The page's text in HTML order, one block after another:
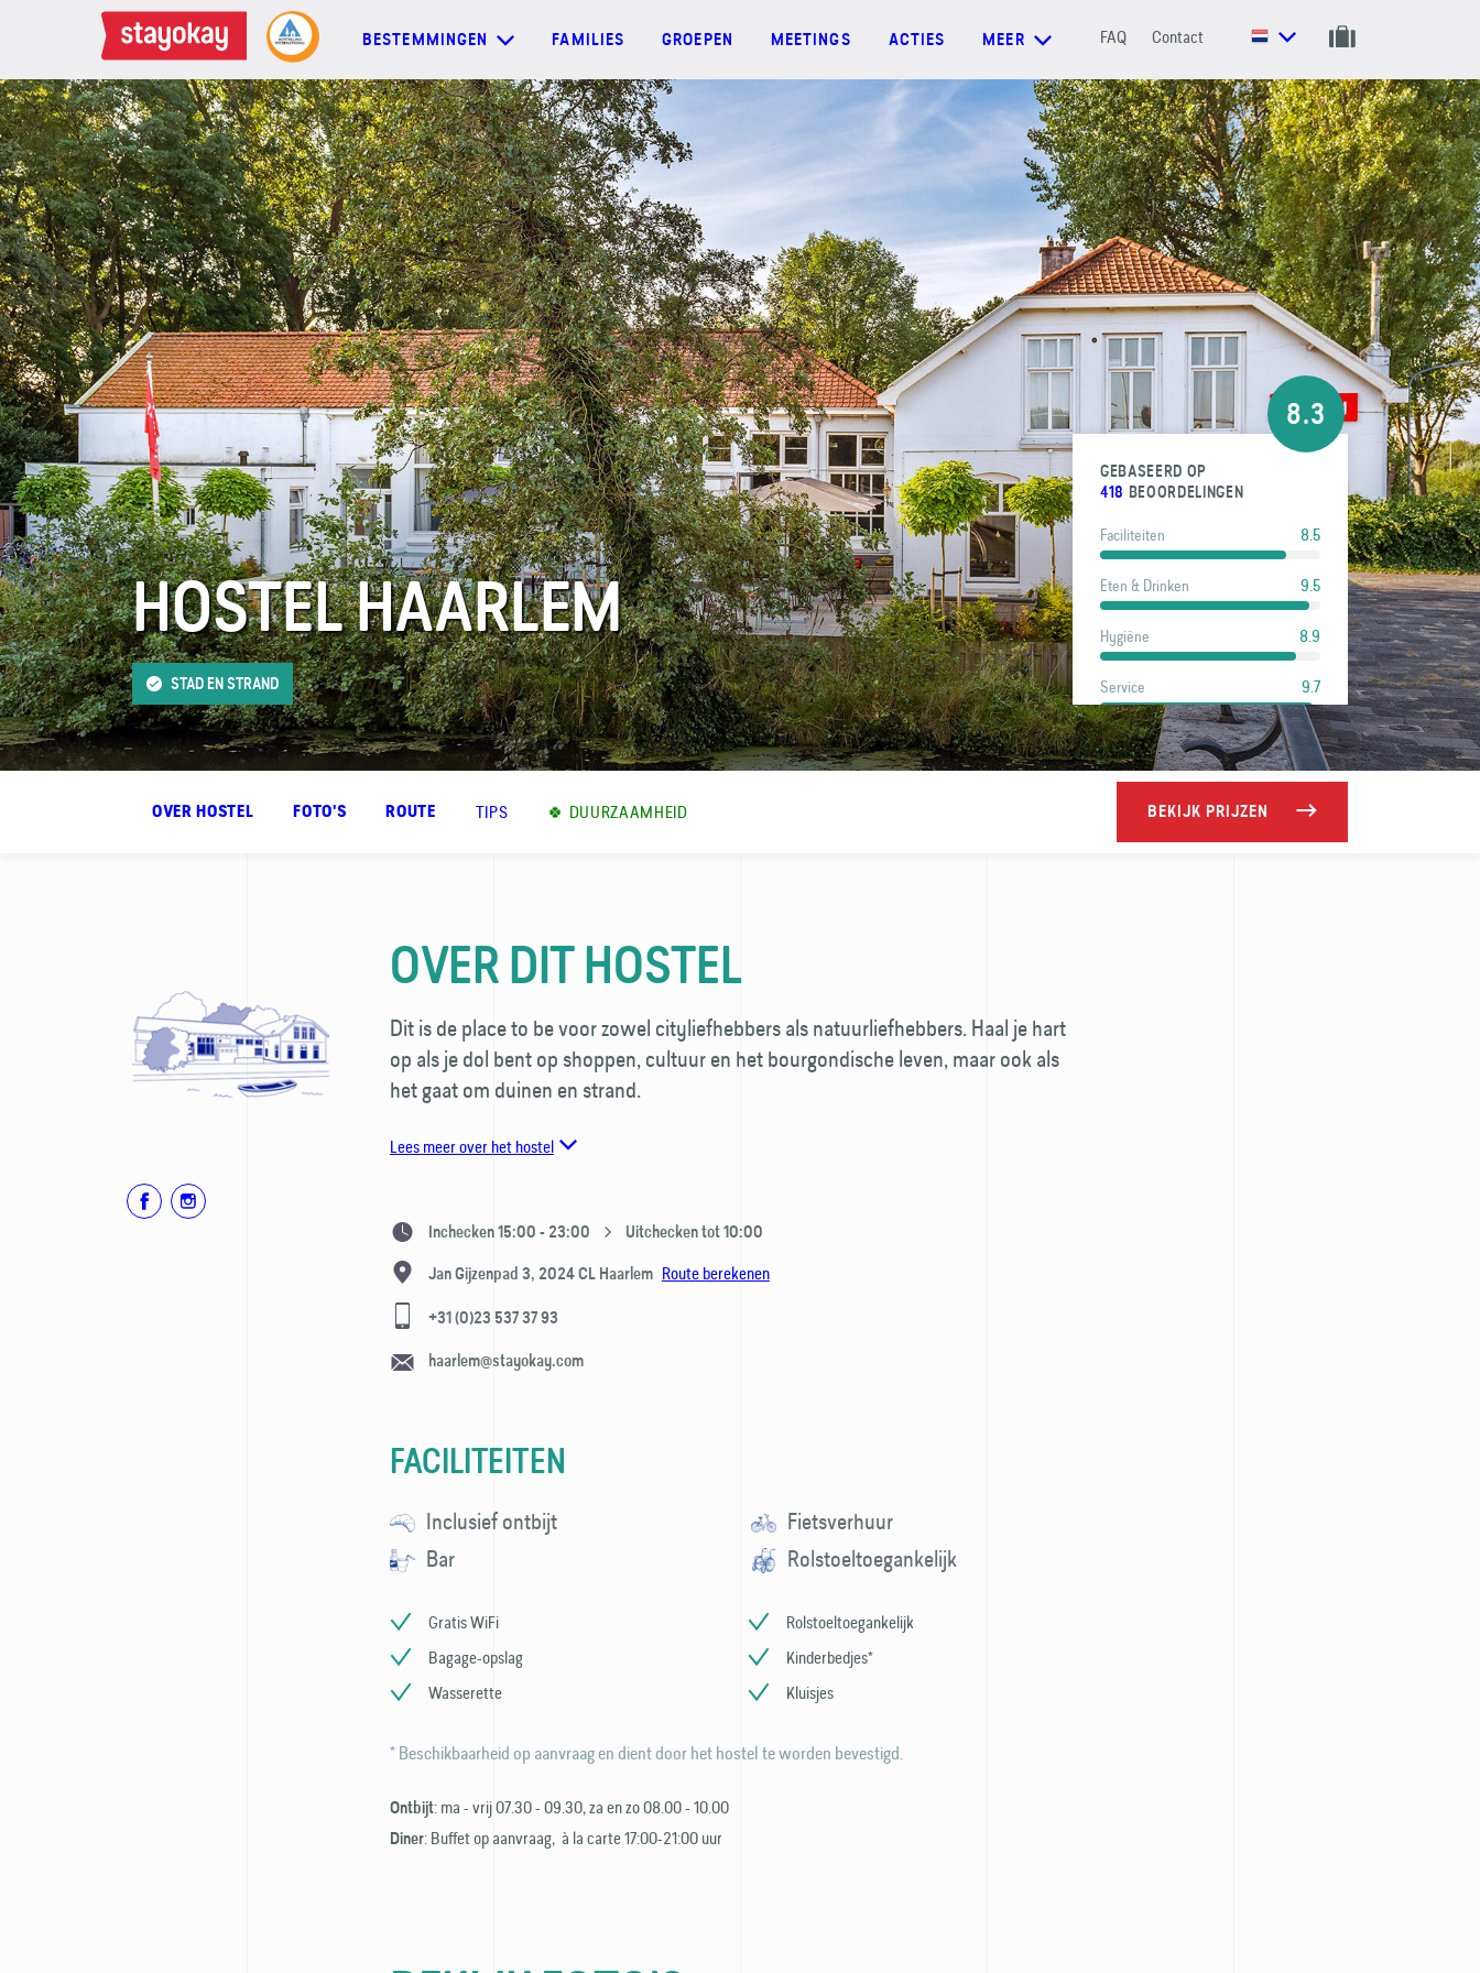
BESTEMMINGEN FAMILIES GROEPEN MEETINGS ACTIES MEER FAQ Contact
BESTEMMINGEN
FAMILIES
GROEPEN
MEETINGS
ACTIES
MEER
FAQ
Contact
HOSTEL HAARLEM
STAD EN STRAND
8.3
GEBASEERD OP
418 BEOORDELINGEN
Faciliteiten 8.5
Eten & Drinken 9.5
Hygiëne 8.9
Service 9.7
Locatie 8.3
Prijs 9
OVER HOSTEL FOTO'S ROUTE TIPS 🍀 DUURZAAMHEID BEKIJK PRIJZEN
OVER DIT HOSTEL
Dit is de place to be voor zowel cityliefhebbers als natuurliefhebbers. Haal je hart
op als je dol bent op shoppen, cultuur en het bourgondische leven, maar ook als
het gaat om duinen en strand.
Lees meer over het hostel
Inchecken 15:00 - 23:00 Uitchecken tot 10:00
Jan Gijzenpad 3, 2024 CL Haarlem Route berekenen
+31 (0)23 537 37 93
haarlem@stayokay.com
FACILITEITEN
Inclusief ontbijt
Bar
Fietsverhuur
Rolstoeltoegankelijk
Gratis WiFi
Bagage-opslag
Wasserette
Rolstoeltoegankelijk
Kinderbedjes*
Kluisjes
* Beschikbaarheid op aanvraag en dient door het hostel te worden bevestigd.
Ontbijt: ma - vrij 07.30 - 09.30, za en zo 08.00 - 10.00
Diner: Buffet op aanvraag, à la carte 17:00-21:00 uur